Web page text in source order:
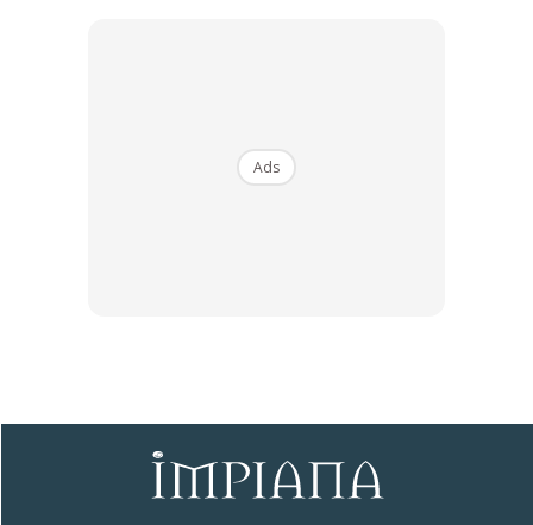
Ads
Ads